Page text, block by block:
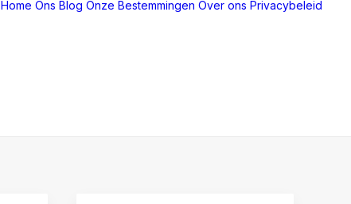
Home Ons Blog Onze Bestemmingen Over ons Privacybeleid